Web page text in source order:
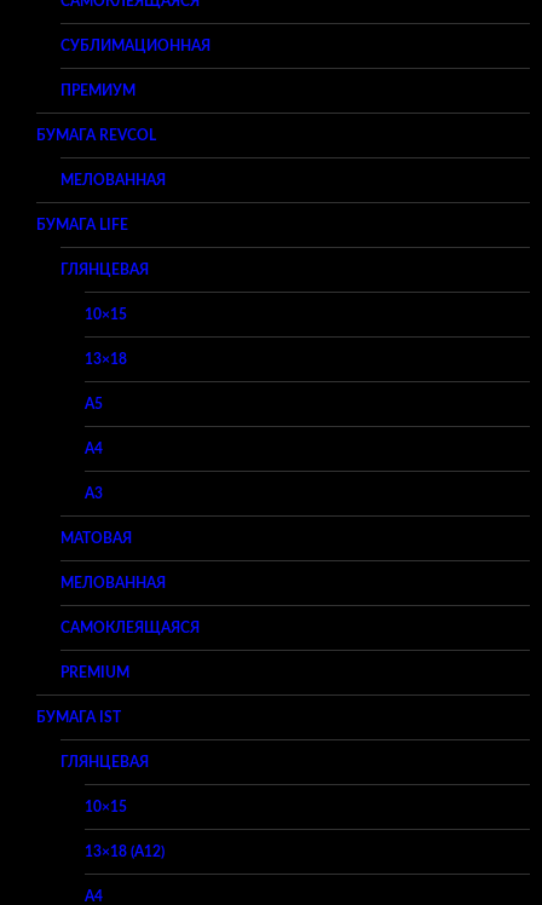
СУБЛИМАЦИОННАЯ
ПРЕМИУМ
БУМАГА REVCOL
МЕЛОВАННАЯ
БУМАГА LIFE
ГЛЯНЦЕВАЯ
10×15
13×18
A5
A4
A3
МАТОВАЯ
МЕЛОВАННАЯ
САМОКЛЕЯЩАЯСЯ
PREMIUM
БУМАГА IST
ГЛЯНЦЕВАЯ
10×15
13×18 (A12)
A4